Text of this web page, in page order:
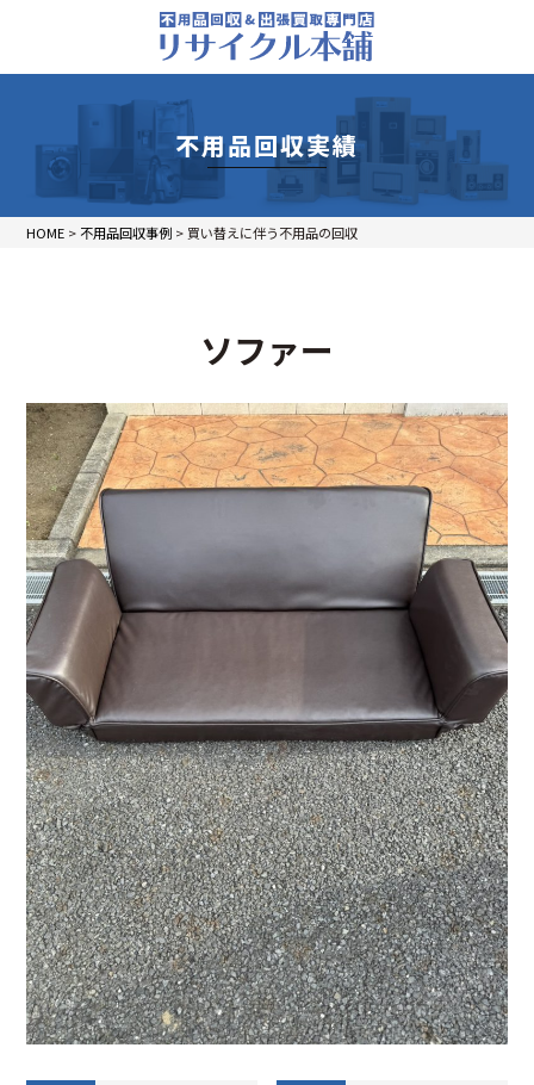
不用品回収実績
HOME > 不用品回収事例 > 買い替えに伴う不用品の回収
ソファー